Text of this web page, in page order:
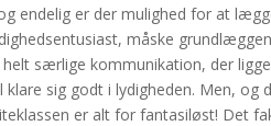
endelig er der mulighed for at
måske
særlige kommunikation, der
sig godt i lydigheden. Men, og
er alt for fantasiløst! Det